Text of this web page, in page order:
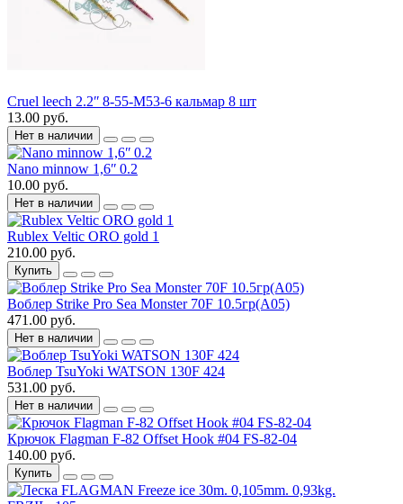
Cruel leech 2.2ʺ 8-55-M53-6 кальмар 8 шт
13.00 руб.
Нет в наличии
Nano minnow 1,6ʺ 0.2
10.00 руб.
Нет в наличии
Rublex Veltic ORO gold 1
210.00 руб.
Купить
Воблер Strike Pro Sea Monster 70F 10.5гр(A05)
471.00 руб.
Нет в наличии
Воблер TsuYoki WATSON 130F 424
531.00 руб.
Нет в наличии
Крючок Flagman F-82 Offset Hook #04 FS-82-04
140.00 руб.
Купить